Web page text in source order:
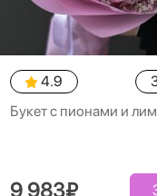
4.9
Букет с пионами и
9 983₽